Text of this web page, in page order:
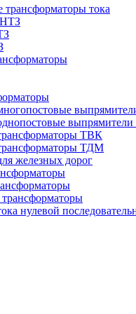
тока
ТВК
ТДМ
железных дорог
нулевой